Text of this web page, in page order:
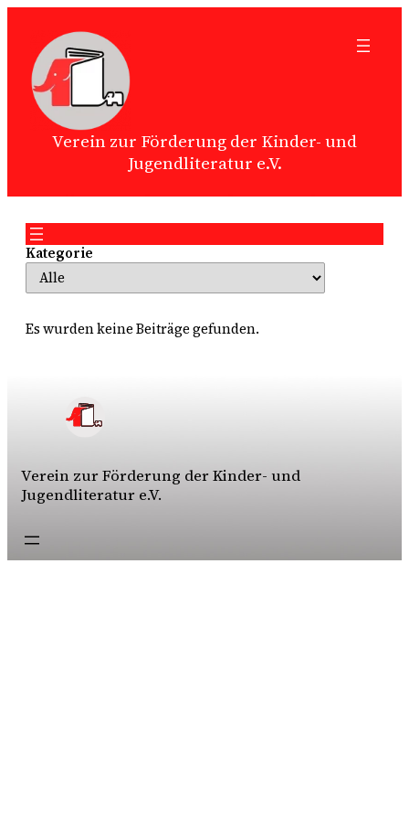
springen
Verein zur Förderung der Kinder- und
Jugendliteratur e.V.
Kategorie
Es wurden keine Beiträge gefunden.
Verein zur Förderung der Kinder- und
Jugendliteratur e.V.